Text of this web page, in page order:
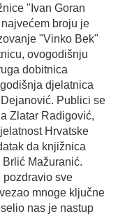
"Ivan Goran
broju je
"Vinko Bek"
ovogodišnju
dobitnica
djelatnica
Publici se
Zlatar Radigović,
Hrvatske
da knjižnica
Mažuranić.
pozdravio sve
mnoge ključne
nas je nastup